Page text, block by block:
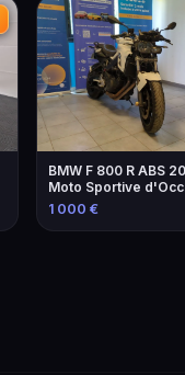
BMW F 800 R ABS
Moto Sportive
Marseille
1 000 €